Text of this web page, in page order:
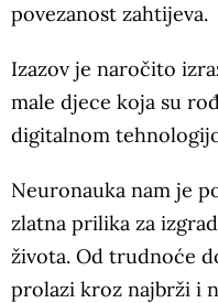
povezanost zahtijeva.
Izazov je naročito
male djece koja su
digitalnom
Neuronauka nam je
zlatna prilika za
života. Od trudnoće
prolazi kroz najbrži i